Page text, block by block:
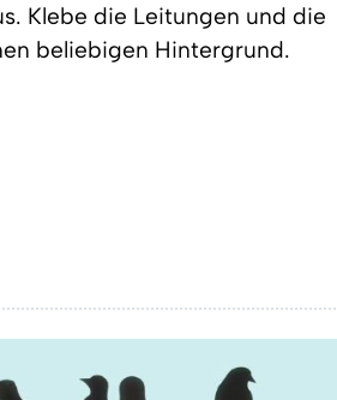
Klebe die Leitungen und die
beliebigen Hintergrund.